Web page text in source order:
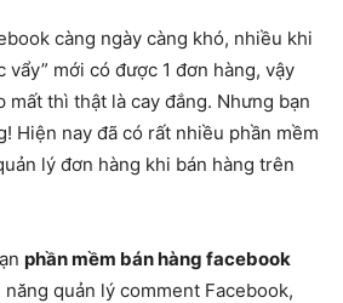
càng ngày càng khó, nhiều khi
vẩy” mới có được 1 đơn hàng, vậy
mất thì thật là cay đắng. Nhưng bạn
Hiện nay đã có rất nhiều phần mềm
lý đơn hàng khi bán hàng trên
phần mềm bán hàng facebook
năng quản lý comment Facebook,